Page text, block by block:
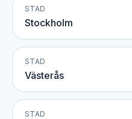
STAD
Stockholm
STAD
Västerås
STAD